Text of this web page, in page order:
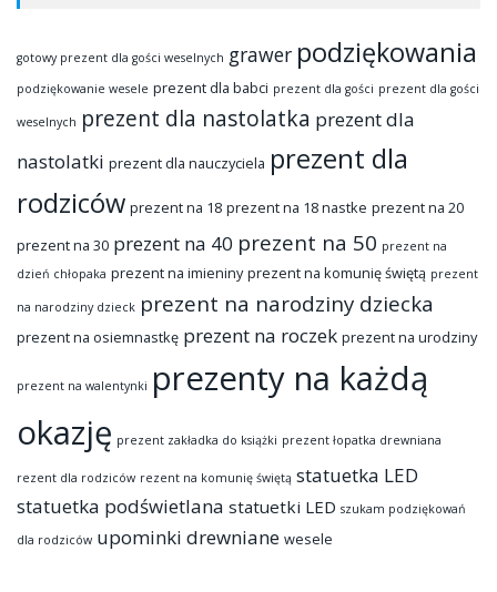
gotowy prezent dla gości weselnych grawer podziękowania
podziękowanie wesele prezent dla babci prezent dla gości prezent dla gości
weselnych prezent dla nastolatka prezent dla
nastolatki prezent dla nauczyciela prezent dla
rodziców prezent na 18 prezent na 18 nastke prezent na 20
prezent na 30 prezent na 40 prezent na 50 prezent na
dzień chłopaka prezent na imieniny prezent na komunię świętą prezent
na narodziny dzieck prezent na narodziny dziecka
prezent na osiemnastkę prezent na roczek prezent na urodziny
prezent na walentynki prezenty na każdą
okazję prezent zakładka do książki prezent łopatka drewniana
rezent dla rodziców rezent na komunię świętą statuetka LED
statuetka podświetlana statuetki LED szukam podziękowań
dla rodziców upominki drewniane wesele